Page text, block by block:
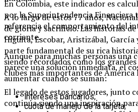
A lo largo de estos 77 años,
de gloria y sacrificio. Las historias
Higuita, Escobar, Aristizábal, García
parte fundamental de su rica
siendo recordados como los
clubes más importantes de América
El legado de estos jugadores, junto
continúa siendo una inspiración
En Colombia, este indicador es
por la Superintendencia Financiera
referencia el comportamiento del
corriente.
Aunque para muchas personas una
parece una solución inmediata, el
aumentar cuando se suman:
intereses bancarios;
cuota de manejo de la tarjeta;